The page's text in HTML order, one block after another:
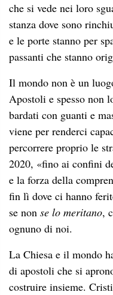
che si vede nei loro
stanza dove sono
e le porte stanno per
passanti che stanno
Il mondo non è un
Apostoli e spesso non
bardati con guanti e
viene per renderci
percorrere proprio le
2020, «fino ai confini
e la forza della
fin lì dove ci hanno
se non se lo meritano,
ognuno di noi.
La Chiesa e il mondo
di apostoli che si
costruire insieme.